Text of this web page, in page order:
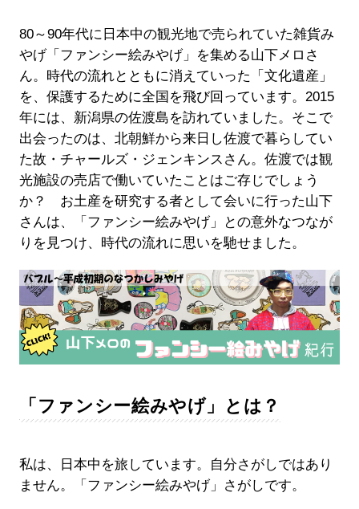
80～90年代に日本中の観光地で売られていた雑貨み
やげ「ファンシー絵みやげ」を集める山下メロさ
ん。時代の流れとともに消えていった「文化遺産」
を、保護するために全国を飛び回っています。2015
年には、新潟県の佐渡島を訪れていました。そこで
出会ったのは、北朝鮮から来日し佐渡で暮らしてい
た故・チャールズ・ジェンキンスさん。佐渡では観
光施設の売店で働いていたことはご存じでしょう
か？ お土産を研究する者として会いに行った山下
さんは、「ファンシー絵みやげ」との意外なつなが
りを見つけ、時代の流れに思いを馳せました。
「ファンシー絵みやげ」とは？
私は、日本中を旅しています。自分さがしではあり
ません。「ファンシー絵みやげ」さがしです。